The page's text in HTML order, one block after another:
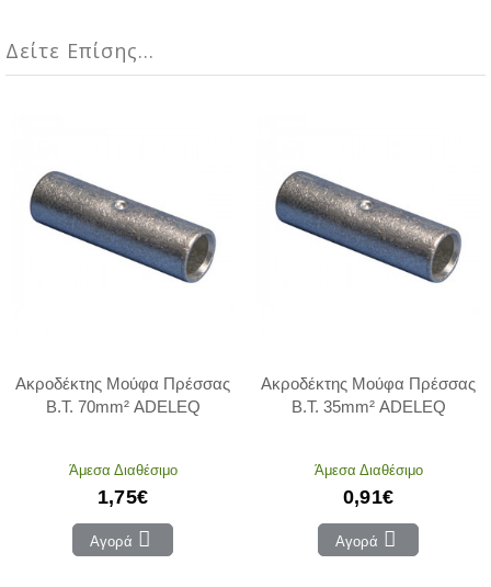
Δείτε Επίσης...
Ακροδέκτης Μούφα Πρέσσας
Β.Τ. 70mm² ADELEQ
Άμεσα Διαθέσιμο
1,75€
Αγορά
Ακροδέκτης Μούφα Πρέσσας
Β.Τ. 35mm² ADELEQ
Άμεσα Διαθέσιμο
0,91€
Αγορά